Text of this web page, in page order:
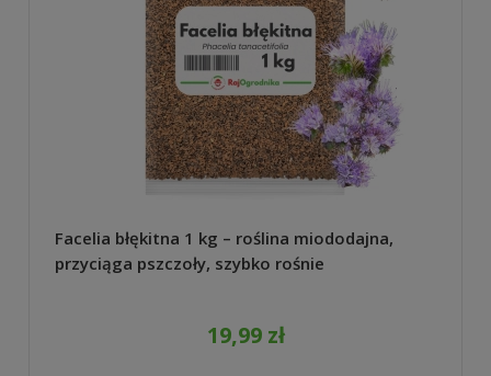
Facelia błękitna 1 kg – roślina miododajna,
przyciąga pszczoły, szybko rośnie
19,99 zł